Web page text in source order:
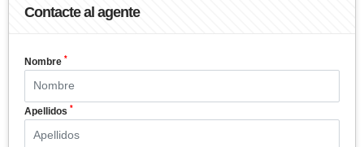
Contacte al agente
Nombre *
Apellidos *